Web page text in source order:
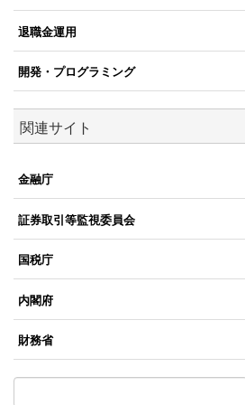
退職金運用
開発・プログラミング
関連サイト
金融庁
証券取引等監視委員会
国税庁
内閣府
財務省